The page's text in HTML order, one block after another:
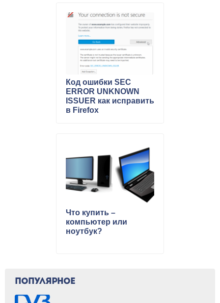
Код ошибки SEC
ERROR UNKNOWN
ISSUER как исправить
в Firefox
Что купить –
компьютер или
ноутбук?
ПОПУЛЯРНОЕ